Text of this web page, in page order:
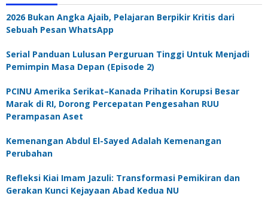
2026 Bukan Angka Ajaib, Pelajaran Berpikir Kritis dari
Sebuah Pesan WhatsApp
Serial Panduan Lulusan Perguruan Tinggi Untuk Menjadi
Pemimpin Masa Depan (Episode 2)
PCINU Amerika Serikat–Kanada Prihatin Korupsi Besar
Marak di RI, Dorong Percepatan Pengesahan RUU
Perampasan Aset
Kemenangan Abdul El-Sayed Adalah Kemenangan
Perubahan
Refleksi Kiai Imam Jazuli: Transformasi Pemikiran dan
Gerakan Kunci Kejayaan Abad Kedua NU